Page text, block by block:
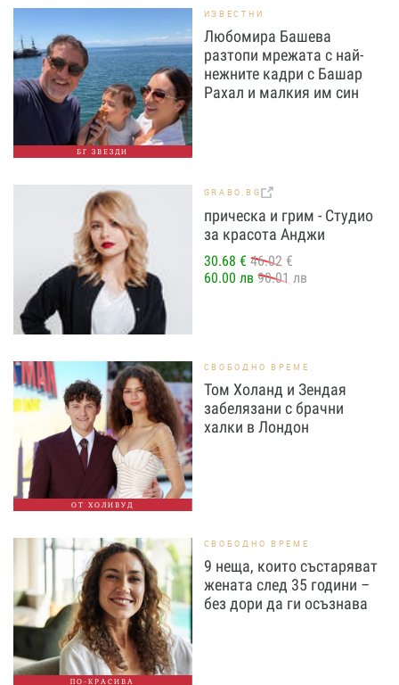
БГ ЗВЕЗДИ
ИЗВЕСТНИ
Любомира Башева
разтопи мрежата с най-
нежните кадри с Башар
Рахал и малкия им син
GRABO.BG
прическа и грим - Студио
за красота Анджи
30.68 € 46.02 €
60.00 лв 90.01 лв
ОТ ХОЛИВУД
СВОБОДНО ВРЕМЕ
Том Холанд и Зендая
забелязани с брачни
халки в Лондон
ПО-КРАСИВА
СВОБОДНО ВРЕМЕ
9 неща, които състаряват
жената след 35 години –
без дори да ги осъзнава